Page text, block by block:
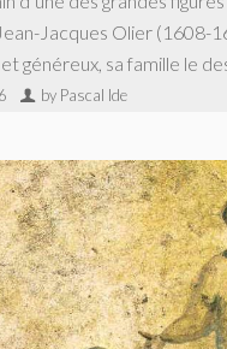
Jacques Olier (1608-
généreux, sa famille le
by Pascal Ide